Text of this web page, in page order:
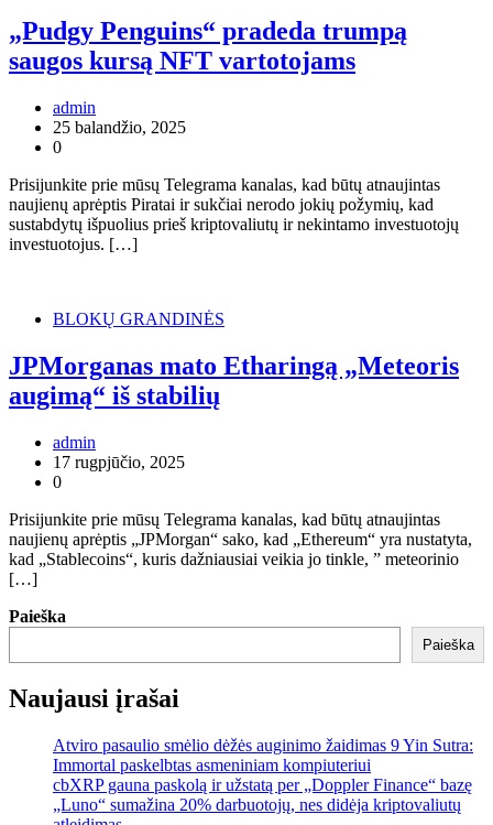
„Pudgy Penguins“ pradeda trumpą
saugos kursą NFT vartotojams
admin
25 balandžio, 2025
0
Prisijunkite prie mūsų Telegrama kanalas, kad būtų atnaujintas
naujienų aprėptis Piratai ir sukčiai nerodo jokių požymių, kad
sustabdytų išpuolius prieš kriptovaliutų ir nekintamo investuotojų
investuotojus. […]
BLOKŲ GRANDINĖS
JPMorganas mato Etharingą „Meteoris
augimą“ iš stabilių
admin
17 rugpjūčio, 2025
0
Prisijunkite prie mūsų Telegrama kanalas, kad būtų atnaujintas
naujienų aprėptis „JPMorgan“ sako, kad „Ethereum“ yra nustatyta,
kad „Stablecoins“, kuris dažniausiai veikia jo tinkle, ” meteorinio
[…]
Paieška
Paieška
Naujausi įrašai
Atviro pasaulio smėlio dėžės auginimo žaidimas 9 Yin Sutra:
Immortal paskelbtas asmeniniam kompiuteriui
cbXRP gauna paskolą ir užstatą per „Doppler Finance“ bazę
„Luno“ sumažina 20% darbuotojų, nes didėja kriptovaliutų